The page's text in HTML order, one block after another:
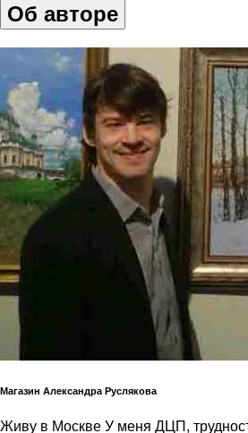
Об авторе
Магазин Александра Руслякова
Живу в Москве У меня ДЦП,